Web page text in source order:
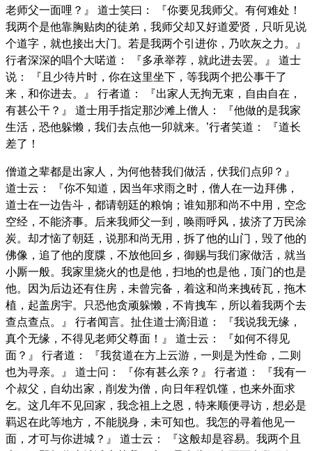
老师父一面哩？』 道士笑曰： 『你要见我师父。有何难处！
我两个是他靠胸贴肉的徒弟，我师父却又好道爱贤，只听见说
个道字，就也接出大门。若是我两个引进你，乃吹灰之力。』
行者深深的唱个大喏道： 『多承举荐，就此进去罢。』 道士
说： 『且少待片时，你在这里坐下，等我两个把公事干了
来，和你进去。』 行者道： 『出家人无拘无束，自由自在，
有甚公干？』 道士用手指定那沙滩上僧人： 『他做的是我家
生活，恐他躲懒，我们去点他一卯就来。’行者笑道： 『道长
差了！
僧道之辈都是出家人，为何他替我们做活，伏我们点卯？』
道士云： 『你不知道，因当年求雨之时，僧人在一边拜佛，
道士在一边告斗，都请朝廷的粮饷；谁知那和尚不中用，空念
空经，不能济事。后来我师父一到，唤雨呼风，拔济了万民涂
炭。却才恼了朝廷，说那和尚无用，拆了他的山门，毁了他的
佛像，追了他的度牒，不放他回乡，御赐与我们家做活，就当
小厮一般。我家里烧火的也是他，扫地的也是他，顶门的也是
他。因为后边还有住房，未曾完备，着这和尚来拽砖瓦，拖木
植，起盖房宇。只恐他贪顽躲懒，不肯拽车，所以着我两个去
查点查点。』 行者闻言。扯住道士滴泪道： 『我说我无缘，
真个无缘，不得见老师父尊面！』 道士云： 『如何不得见
面？』 行者道： 『我贫道在方上云游，一则是为性命，二则
也为寻亲。』 道士问： 『你有甚么亲？』 行者道： 『我有一
个叔父，自幼出家，削发为僧，向日年程饥馑，也来外面求
乞。这几年不见回家，我念祖上之恩，特来顺便寻访，想必是
羁迟在此等地方，不能脱身，未可知也。我怎的寻着他见一
面，才可与你进城？』 道士云： 『这般却是容易。我两个且